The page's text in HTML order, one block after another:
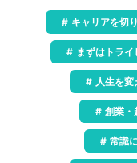
キャリアを切
まずはトライ
人生を
創業・
常識